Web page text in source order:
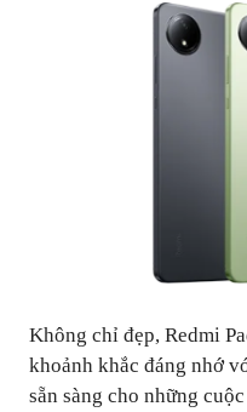
Không chỉ đẹp, Redmi
khoảnh khắc đáng nhớ
sẵn sàng cho những